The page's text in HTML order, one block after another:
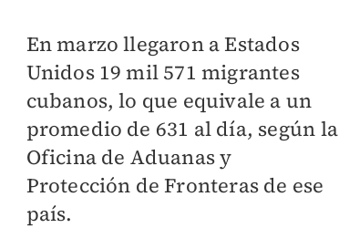
En marzo llegaron a Estados
Unidos 19 mil 571 migrantes
cubanos, lo que equivale a un
promedio de 631 al día, según la
Oficina de Aduanas y
Protección de Fronteras de ese
país.